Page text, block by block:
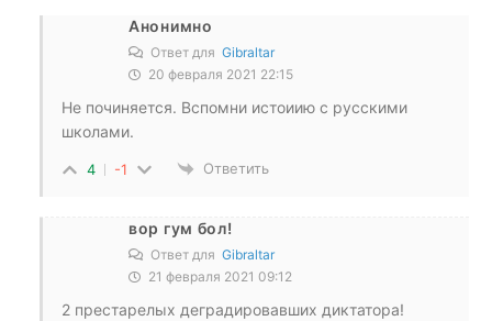
Анонимно
Ответ для Gibraltar
20 февраля 2021 22:15
Не починяется. Вспомни истоиию с русскими
школами.
4 -1 Ответить
вор гум бол!
Ответ для Gibraltar
21 февраля 2021 09:12
2 престарелых деградировавших диктатора!